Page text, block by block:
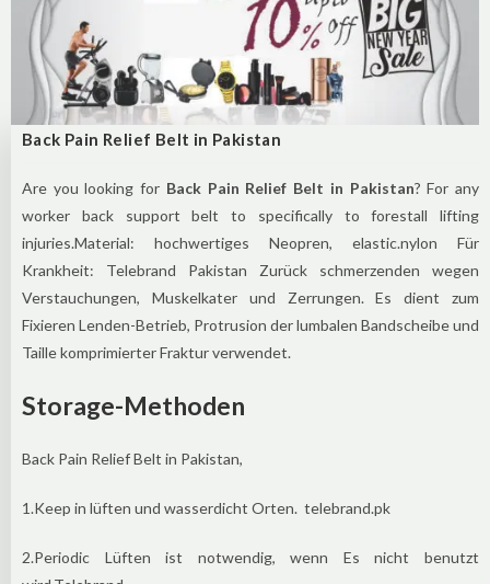
Back Pain Relief Belt in Pakistan
Are you looking for Back Pain Relief Belt in Pakistan? For any
worker back support belt to specifically to forestall lifting
injuries.Material: hochwertiges Neopren, elastic.nylon Für
Krankheit: Telebrand Pakistan Zurück schmerzenden wegen
Verstauchungen, Muskelkater und Zerrungen. Es dient zum
Fixieren Lenden-Betrieb, Protrusion der lumbalen Bandscheibe und
Taille komprimierter Fraktur verwendet.
Storage-Methoden
Back Pain Relief Belt in Pakistan,
1.Keep in lüften und wasserdicht Orten. telebrand.pk
2.Periodic Lüften ist notwendig, wenn Es nicht benutzt